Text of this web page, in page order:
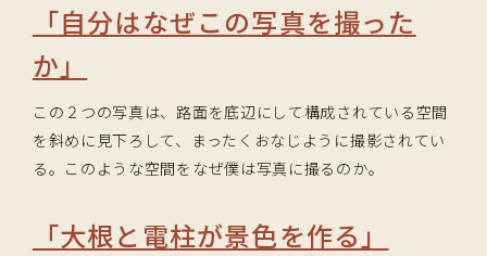
「自分はなぜこの写真を撮った
か」
この２つの写真は、路面を底辺にして構成されている空間
を斜めに見下ろして、まったくおなじように撮影されてい
る。このような空間をなぜ僕は写真に撮るのか。
「大根と電柱が景色を作る」